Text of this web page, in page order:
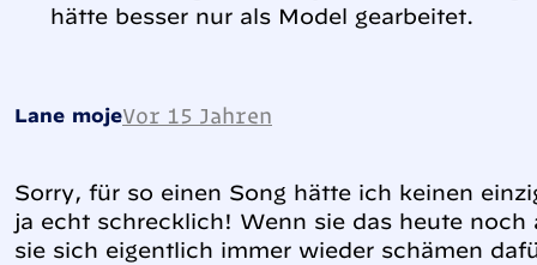
hätte besser nur als Model gearbeitet.
Lane mojeVor 15 Jahren
Sorry, für so einen Song hätte ich keinen
ja echt schrecklich! Wenn sie das heute noch
sie sich eigentlich immer wieder schämen